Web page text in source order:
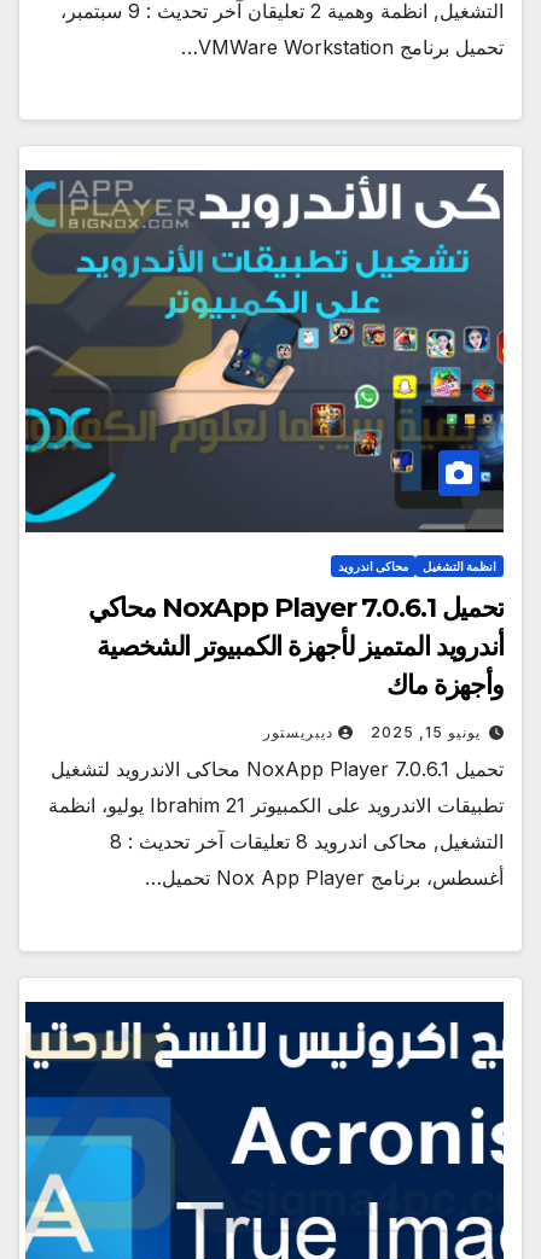
التشغيل, انظمة وهمية 2 تعليقان آخر تحديث : 9 سبتمبر،
تحميل برنامج VMWare Workstation…
انظمة التشغيل محاكى اندرويد
تحميل NoxApp Player 7.0.6.1 محاكي
أندرويد المتميز لأجهزة الكمبيوتر الشخصية
وأجهزة ماك
يونيو 15, 2025 ديبريستور
تحميل NoxApp Player 7.0.6.1 محاكى الاندرويد لتشغيل
تطبيقات الاندرويد على الكمبيوتر Ibrahim 21 يوليو، انظمة
التشغيل, محاكى اندرويد 8 تعليقات آخر تحديث : 8
أغسطس، برنامج Nox App Player تحميل…